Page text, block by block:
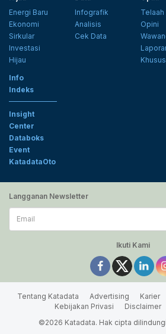
Energi Baru
Ekonomi
Sirkular
Investasi
Hijau
Infografik
Analisis
Cek Data
Telaah
Opini
Khusus
Info
Indeks
Insight
Center
Databoks
Event
KatadataOto
Langganan Newsletter
Email
Ikuti Kami
Tentang Katadata Advertising Karier
Kebijakan Privasi
Disclaimer
©2026 Katadata. Hak cipta